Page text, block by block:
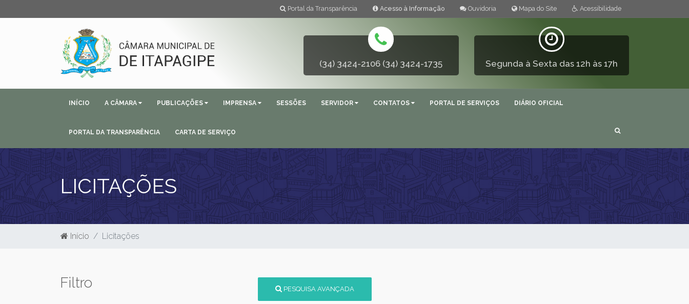
Acessibilidade
Mapa do Site
Ouvidoria
Acesso à Informação
Portal da Transparência
(34) 3424-2106 (34) 3424-1735 Segunda à Sexta das 12h às 17h
INÍCIO A CÂMARA PUBLICAÇÕES IMPRENSA SESSÕES SERVIDOR CONTATOS PORTAL DE SERVIÇOS DIÁRIO OFICIAL
PORTAL DA TRANSPARÊNCIA CARTA DE SERVIÇO
LICITAÇÕES
Início Licitações
Filtro PESQUISA AVANÇADA